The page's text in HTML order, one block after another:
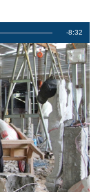
Remaining
Time
-8:32